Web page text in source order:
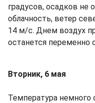
градусов, осадков не
облачность, ветер
14 м/с. Днем воздух
останется переменно
Вторник, 6 мая
Температура немного